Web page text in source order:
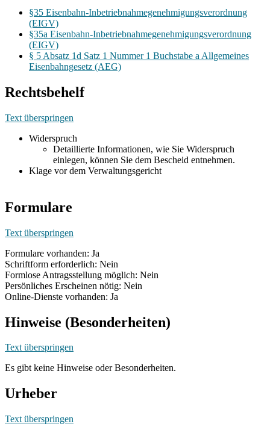
§35 Eisenbahn-Inbetriebnahmegenehmigungsverordnung
(EIGV)
§35a Eisenbahn-Inbetriebnahmegenehmigungsverordnung
(EIGV)
§ 5 Absatz 1d Satz 1 Nummer 1 Buchstabe a Allgemeines
Eisenbahngesetz (AEG)
Rechtsbehelf
Text überspringen
Widerspruch
Detaillierte Informationen, wie Sie Widerspruch
einlegen, können Sie dem Bescheid entnehmen.
Klage vor dem Verwaltungsgericht
Formulare
Text überspringen
Formulare vorhanden: Ja
Schriftform erforderlich: Nein
Formlose Antragsstellung möglich: Nein
Persönliches Erscheinen nötig: Nein
Online-Dienste vorhanden: Ja
Hinweise (Besonderheiten)
Text überspringen
Es gibt keine Hinweise oder Besonderheiten.
Urheber
Text überspringen